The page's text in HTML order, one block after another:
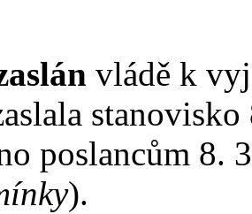
vládě k
poslancům 8.
).